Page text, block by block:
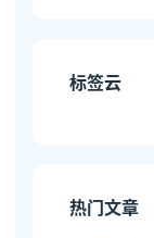
标签云
热门文章